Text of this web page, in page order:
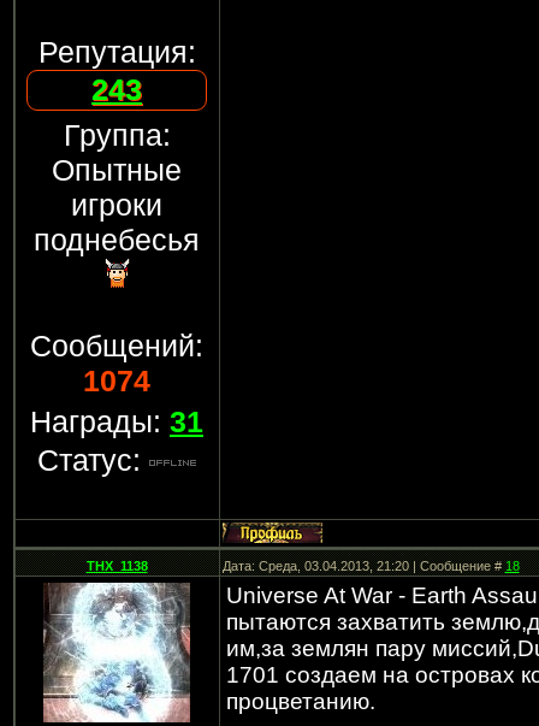
Репутация:
243
Группа:
Опытные
игроки
поднебесья
Сообщений:
1074
Награды: 31
Статус:
THX_1138 Дата: Среда, 03.04.2013, 21:20 | Сообщение #18
Universe At War - Earth
пытаются захватить
им,за землян пару
1701 создаем на островах
процветанию.